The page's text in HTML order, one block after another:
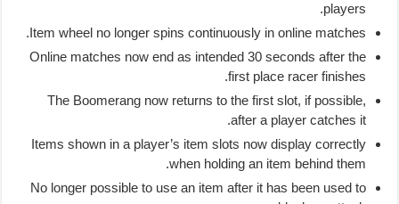
players.
Item wheel no longer spins continuously in online matches.
Online matches now end as intended 30 seconds after the
first place racer finishes.
The Boomerang now returns to the first slot, if possible,
after a player catches it.
Items shown in a player’s item slots now display correctly
when holding an item behind them.
No longer possible to use an item after it has been used to